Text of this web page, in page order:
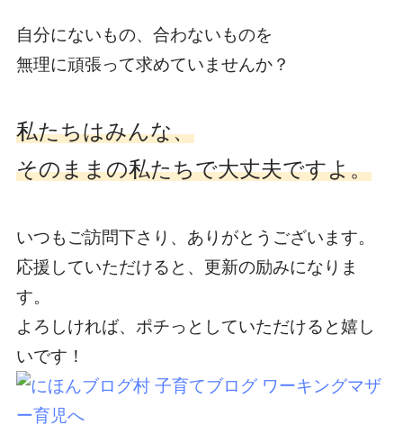
自分にないもの、合わないものを
無理に頑張って求めていませんか？
私たちはみんな、
そのままの私たちで大丈夫ですよ。
いつもご訪問下さり、ありがとうございます。
応援していただけると、更新の励みになりま
す。
よろしければ、ポチっとしていただけると嬉し
いです！